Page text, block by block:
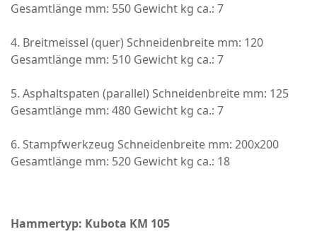
Gesamtlänge mm: 550 Gewicht kg ca.: 7
4. Breitmeissel (quer) Schneidenbreite mm: 120
Gesamtlänge mm: 510 Gewicht kg ca.: 7
5. Asphaltspaten (parallel) Schneidenbreite mm: 125
Gesamtlänge mm: 480 Gewicht kg ca.: 7
6. Stampfwerkzeug Schneidenbreite mm: 200x200
Gesamtlänge mm: 520 Gewicht kg ca.: 18
Hammertyp: Kubota KM 105